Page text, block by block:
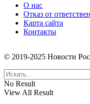
О нас
Отказ от
Карта сайта
Контакты
© 2019-2025 Новости
No Result
View All Result